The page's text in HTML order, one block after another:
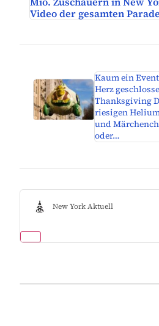
Video der gesamten
Kaum ein
Herz
Thanksgiving
riesigen
und
oder…
New York Aktuell